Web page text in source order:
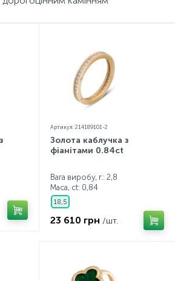
Артикул: 214189101-2
Золота каблучка з
фіанітами 0.84ct
Вага виробу, г.: 2,8
Маса, ct: 0,84
18,5
23 610 грн /шт.